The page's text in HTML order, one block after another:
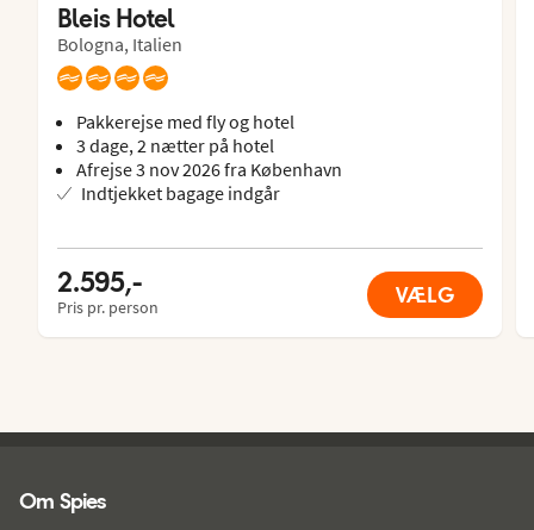
Bleis Hotel
Bologna, Italien
Pakkerejse med fly og hotel
3 dage, 2 nætter på hotel
Afrejse 3 nov 2026 fra København
Indtjekket bagage indgår
2.595,-
Pris pr. person VÆLG
Om Spies